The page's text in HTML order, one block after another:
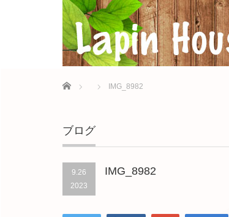
Home IMG_8982
ブログ
9.26
2023
IMG_8982